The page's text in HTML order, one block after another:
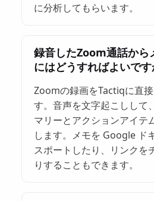
に分析してもらいます。
録音したZoom通話から
にはどうすればよいです
Zoomの録画をTactiqに直
す。音声を文字起こしして
マリーとアクションアイテ
します。メモを Google ド
スポートしたり、リンクを
りすることもできます。